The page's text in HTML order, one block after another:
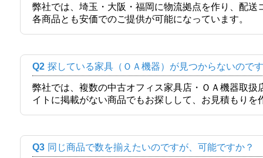
弊社では、埼玉・大阪・福岡に物流拠点を作り、配
各商品とも安価でのご提供が可能になっています。
Q2 探している家具（ＯＡ機器）が見つからないので
弊社では、複数の中古オフィス家具店・ＯＡ機器取
イトに掲載がない商品でもお探しして、お見積もりを
Q3 同じ商品で数を揃えたいのですが、可能ですか？